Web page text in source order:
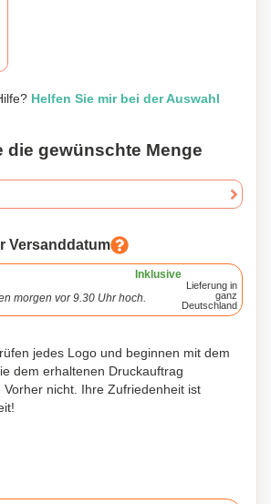
Helfen Sie mir bei der Auswahl
die gewünschte Menge
Versanddatum
Inklusive
morgen vor 9.30 Uhr hoch.
Lieferung in
ganz
Deutschland
jedes Logo und beginnen mit dem
dem erhaltenen Druckauftrag
nicht. Ihre Zufriedenheit ist